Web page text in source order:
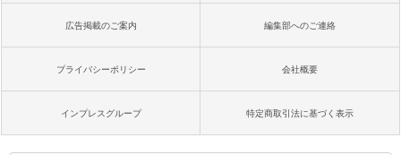
広告掲載のご案内 編集部へのご連絡
プライバシーポリシー 会社概要
インプレスグループ 特定商取引法に基づく表示